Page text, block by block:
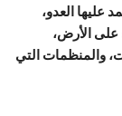
عليها العدو،
على الأرض،
والمنظمات التي